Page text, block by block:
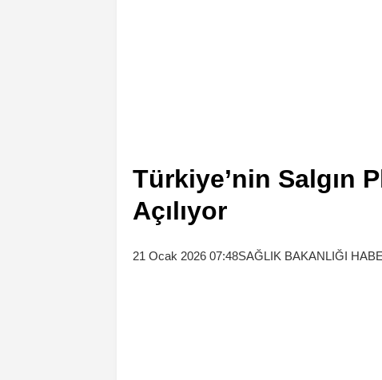
Türkiye’nin Salgın
Açılıyor
21 Ocak 2026 07:48SAĞLIK BAKANLIĞI